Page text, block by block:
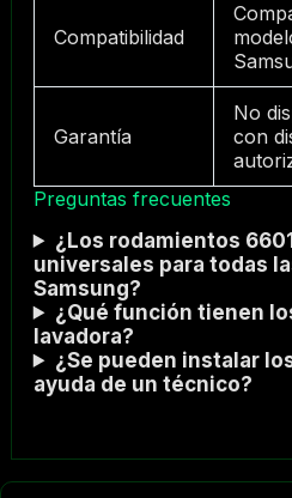
Compatibilidad
Garantía
No
con
Preguntas frecuentes
¿Los rodamientos
universales para todas
Samsung?
¿Qué función tienen
lavadora?
¿Se pueden instalar
ayuda de un técnico?